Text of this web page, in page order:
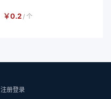
￥0.2 / 个
注册登录